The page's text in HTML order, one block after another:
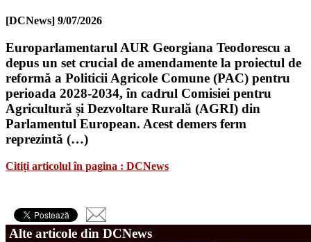
[DCNews] 9/07/2026
Europarlamentarul AUR Georgiana Teodorescu a
depus un set crucial de amendamente la proiectul de
reformă a Politicii Agricole Comune (PAC) pentru
perioada 2028-2034, în cadrul Comisiei pentru
Agricultură și Dezvoltare Rurală (AGRI) din
Parlamentul European. Acest demers ferm
reprezintă (…)
Citiți articolul în pagina : DCNews
Alte articole din DCNews